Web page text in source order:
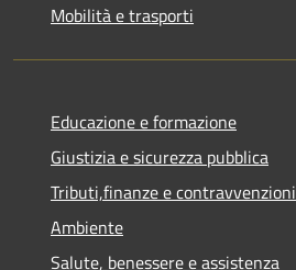
Mobilità e trasporti
Educazione e formazione
Giustizia e sicurezza pubblica
Tributi,finanze e contravvenzioni
Ambiente
Salute, benessere e assistenza